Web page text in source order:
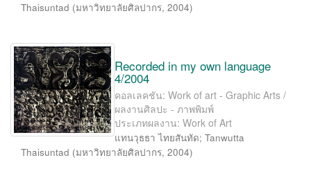
Thaisuntad (มหาวิทยาลัยศิลปากร, 2004)
Recorded in my own language
4/2004
คอลเลคชัน: Work of art - Graphic Arts /
ผลงานศิลปะ - ภาพพิมพ์
ประเภทผลงาน: Work of Art
แทนวุธธา ไทยสันทัด; Tanwutta
Thaisuntad (มหาวิทยาลัยศิลปากร, 2004)